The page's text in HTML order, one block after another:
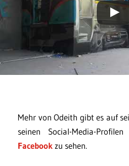
Mehr von Odeith gibt es auf
seinen Social-Media-
Facebookzu sehen.